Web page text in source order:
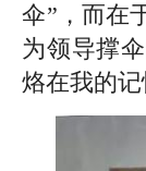
伞”，而在
为领导撑
烙在我的